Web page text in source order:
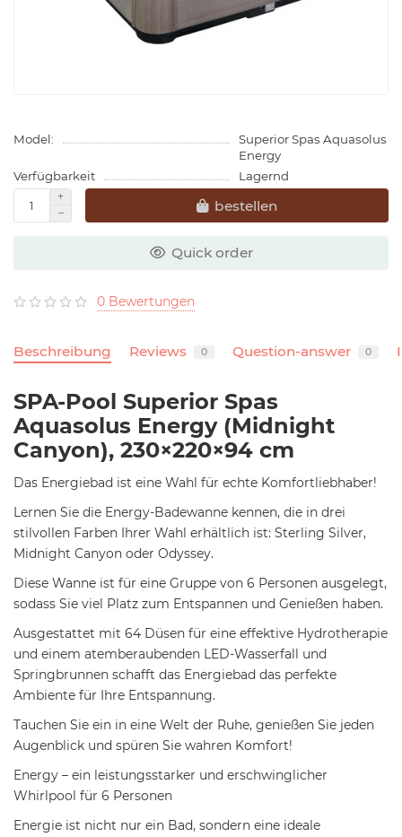
Model:
Superior Spas Aquasolus
Energy
Verfügbarkeit
Lagernd
bestellen
Quick order
0 Bewertungen
Beschreibung Reviews 0 Question-answer 0
SPA-Pool Superior Spas
Aquasolus Energy (Midnight
Canyon), 230×220×94 cm
Das Energiebad ist eine Wahl für echte Komfortliebhaber!
Lernen Sie die Energy-Badewanne kennen, die in drei
stilvollen Farben Ihrer Wahl erhältlich ist: Sterling Silver,
Midnight Canyon oder Odyssey.
Diese Wanne ist für eine Gruppe von 6 Personen ausgelegt,
sodass Sie viel Platz zum Entspannen und Genießen haben.
Ausgestattet mit 64 Düsen für eine effektive Hydrotherapie
und einem atemberaubenden LED-Wasserfall und
Springbrunnen schafft das Energiebad das perfekte
Ambiente für Ihre Entspannung.
Tauchen Sie ein in eine Welt der Ruhe, genießen Sie jeden
Augenblick und spüren Sie wahren Komfort!
Energy – ein leistungsstarker und erschwinglicher
Whirlpool für 6 Personen
Energie ist nicht nur ein Bad, sondern eine ideale